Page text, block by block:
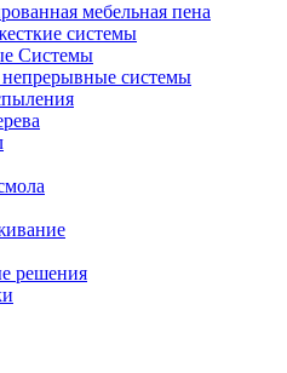
мебельная пена
системы
Системы
системы
решения